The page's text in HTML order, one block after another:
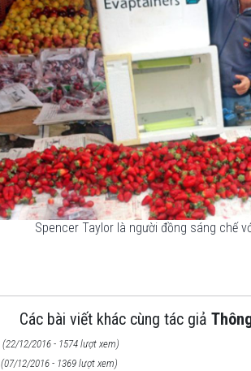
Spencer Taylor là người đồng sáng chế
Các bài viết khác cùng tác giả
(22/12/2016 - 1574 lượt xem)
(07/12/2016 - 1369 lượt xem)